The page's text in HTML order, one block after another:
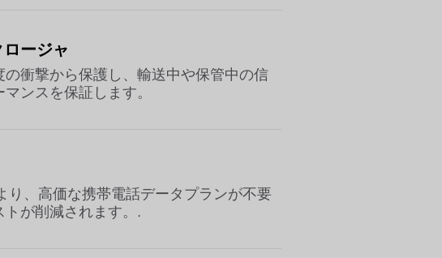
ージャ
衝撃から保護し、輸送中や保管中の信
ンスを保証します。
り、高価な携帯電話データプランが不要
が削減されます。.